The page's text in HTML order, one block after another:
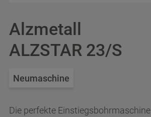
Alzmetall
ALZSTAR 23/S
Neumaschine
Die perfekte Einstiegsbohrmaschine